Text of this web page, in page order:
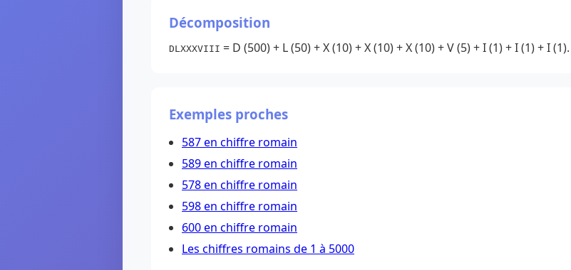
Décomposition
DLXXXVIII = D (500) + L (50) + X (10) + X (10) + X (10) + V (5) + I (1) + I (1) + I (1).
Exemples proches
587 en chiffre romain
589 en chiffre romain
578 en chiffre romain
598 en chiffre romain
600 en chiffre romain
Les chiffres romains de 1 à 5000